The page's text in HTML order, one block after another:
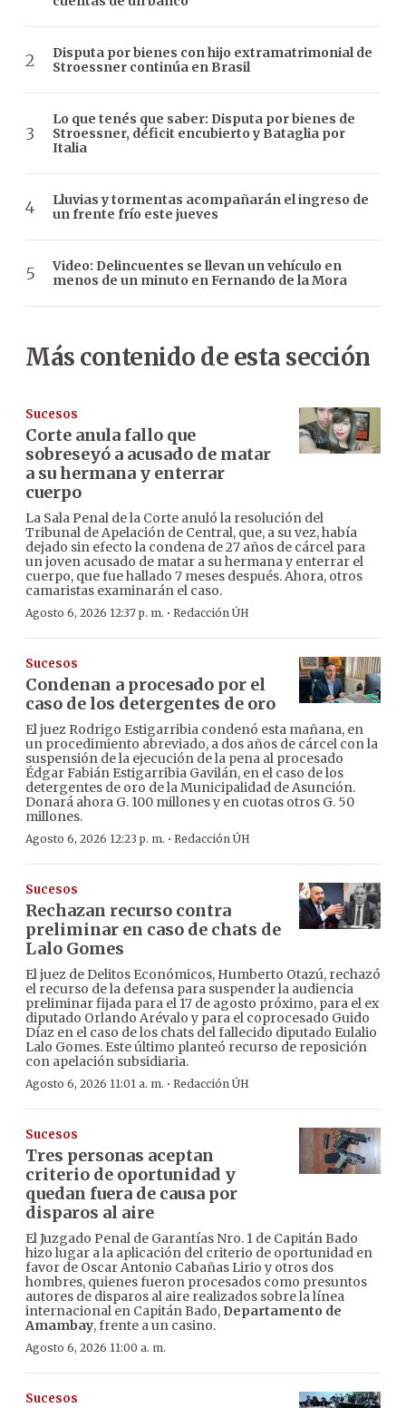
Disputa por bienes con hijo extramatrimonial de
Stroessner continúa en Brasil
Lo que tenés que saber: Disputa por bienes de
Stroessner, déficit encubierto y Bataglia por
Italia
Lluvias y tormentas acompañarán el ingreso de
un frente frío este jueves
Video: Delincuentes se llevan un vehículo en
menos de un minuto en Fernando de la Mora
Más contenido de esta sección
Sucesos
Corte anula fallo que
sobreseyó a acusado de matar
a su hermana y enterrar
cuerpo
La Sala Penal de la Corte anuló la resolución del
Tribunal de Apelación de Central, que, a su vez, había
dejado sin efecto la condena de 27 años de cárcel para
un joven acusado de matar a su hermana y enterrar el
cuerpo, que fue hallado 7 meses después. Ahora, otros
camaristas examinarán el caso.
Agosto 6, 2026 12:37 p. m. · Redacción ÚH
Sucesos
Condenan a procesado por el
caso de los detergentes de oro
El juez Rodrigo Estigarribia condenó esta mañana, en
un procedimiento abreviado, a dos años de cárcel con la
suspensión de la ejecución de la pena al procesado
Édgar Fabián Estigarribia Gavilán, en el caso de los
detergentes de oro de la Municipalidad de Asunción.
Donará ahora G. 100 millones y en cuotas otros G. 50
millones.
Agosto 6, 2026 12:23 p. m. · Redacción ÚH
Sucesos
Rechazan recurso contra
preliminar en caso de chats de
Lalo Gomes
El juez de Delitos Económicos, Humberto Otazú, rechazó
el recurso de la defensa para suspender la audiencia
preliminar fijada para el 17 de agosto próximo, para el ex
diputado Orlando Arévalo y para el coprocesado Guido
Díaz en el caso de los chats del fallecido diputado Eulalio
Lalo Gomes. Este último planteó recurso de reposición
con apelación subsidiaria.
Agosto 6, 2026 11:01 a. m. · Redacción ÚH
Sucesos
Tres personas aceptan
criterio de oportunidad y
quedan fuera de causa por
disparos al aire
El Juzgado Penal de Garantías Nro. 1 de Capitán Bado
hizo lugar a la aplicación del criterio de oportunidad en
favor de Oscar Antonio Cabañas Lirio y otros dos
hombres, quienes fueron procesados como presuntos
autores de disparos al aire realizados sobre la línea
internacional en Capitán Bado, Departamento de
Amambay, frente a un casino.
Agosto 6, 2026 11:00 a. m.
Sucesos